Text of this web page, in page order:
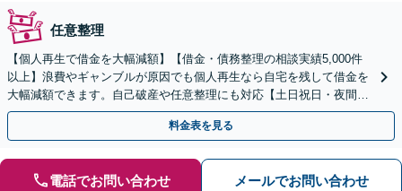
任意整理
【個人再生で借金を大幅減額】【借金・債務整理の相談実績5,000件
以上】浪費やギャンブルが原因でも個人再生なら自宅を残して借金を
大幅減額できます。自己破産や任意整理にも対応【土日祝日・夜間も
相談受付】【費用の分割払い可】初回相談料は0円
料金表を見る
電話でお問い合わせ メールでお問い合わせ